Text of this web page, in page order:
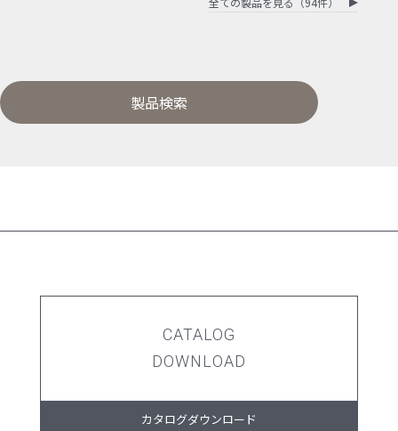
製品検索
CATALOG
DOWNLOAD
カタログダウンロード